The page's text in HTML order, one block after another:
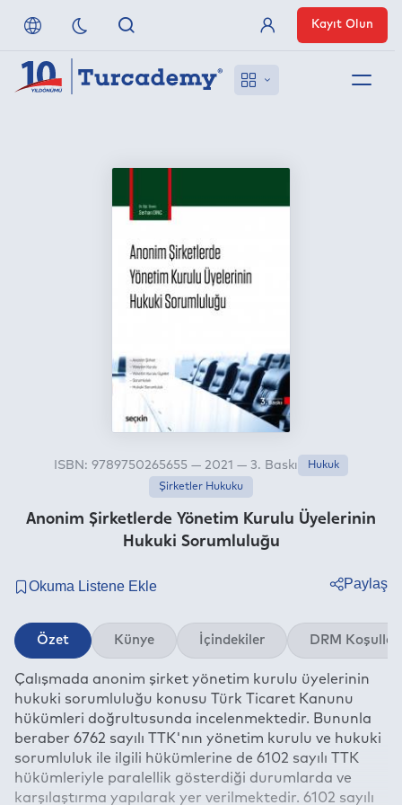
Referanslarımız
Üye Girişi
Kayıt Olun
Anonim Şirketlerde Yönetim Kurulu Üyelerinin
Hukuki Sorumluluğu
ISBN: 9789750265655 — 2021 — 3. Baskı
Hukuk
Şirketler Hukuku
Paylaş
Twitter
Linkedin
Whatsapp
Telegram
E-mail
Özet Künye İçindekiler DRM Koşulları
Çalışmada anonim şirket yönetim kurulu üyelerinin
hukuki sorumluluğu konusu Türk Ticaret Kanunu
hükümleri doğrultusunda incelenmektedir. Bununla
beraber 6762 sayılı TTK'nın yönetim kurulu ve hukuki
sorumluluk ile ilgili hükümlerine de 6102 sayılı TTK
hükümleriyle paralellik gösterdiği durumlarda ve
karşılaştırma yapılarak yer verilmektedir. 6102 sayılı